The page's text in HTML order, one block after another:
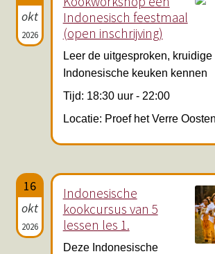
okt
2026
Indonesisch feestmaal
(open inschrijving)
Leer de uitgesproken,
Indonesische keuken kennen
Tijd: 18:30 uur - 22:00
Locatie: Proef het Verre Oosten
16
okt
2026
Indonesische
kookcursus van 5
lessen les 1.
Deze Indonesische